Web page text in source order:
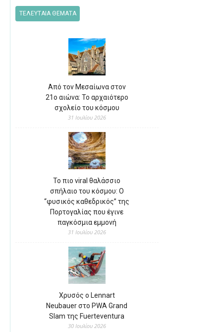
ΤΕΛΕΥΤΑΙΑ ΘΕΜΑΤΑ
Από τον Μεσαίωνα στον
21ο αιώνα: Το αρχαιότερο
σχολείο του κόσμου
31 Ιουλίου 2026
Το πιο viral θαλάσσιο
σπήλαιο του κόσμου: Ο
“φυσικός καθεδρικός” της
Πορτογαλίας που έγινε
παγκόσμια εμμονή
31 Ιουλίου 2026
Χρυσός ο Lennart
Neubauer στο PWA Grand
Slam της Fuerteventura
30 Ιουλίου 2026